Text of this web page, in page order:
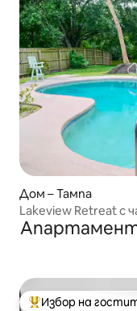
Дом – Тампа
Lakeview Retreat с
бягство
Избор на